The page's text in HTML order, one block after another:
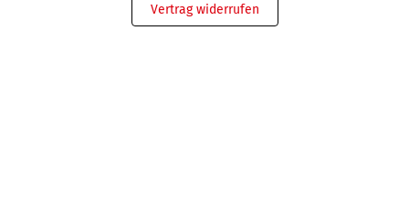
Vertrag widerrufen